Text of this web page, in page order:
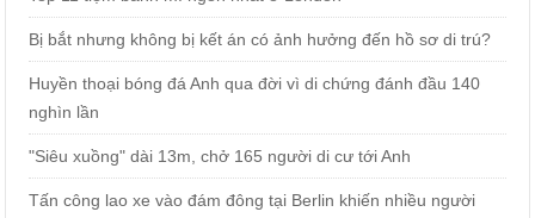
Bị bắt nhưng không bị kết án có ảnh hưởng đến hồ sơ di trú?
Huyền thoại bóng đá Anh qua đời vì di chứng đánh đầu 140
nghìn lần
"Siêu xuồng" dài 13m, chở 165 người di cư tới Anh
Tấn công lao xe vào đám đông tại Berlin khiến nhiều người